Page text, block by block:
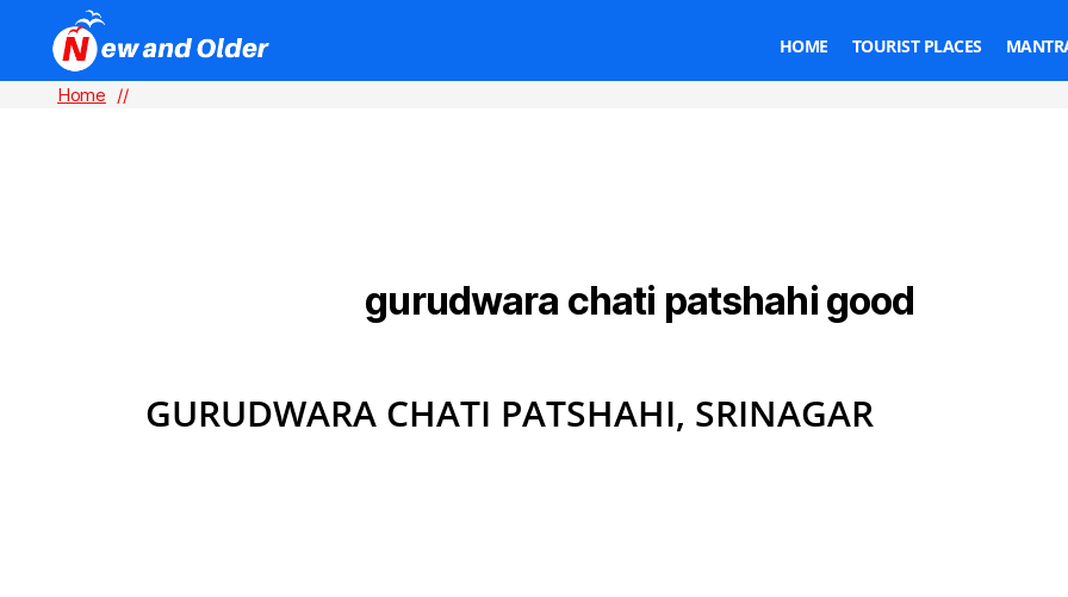
HOME TOURIST PLACES
Home //
gurudwara chati patshahi good
GURUDWARA CHATI PATSHAHI, SRINAGAR